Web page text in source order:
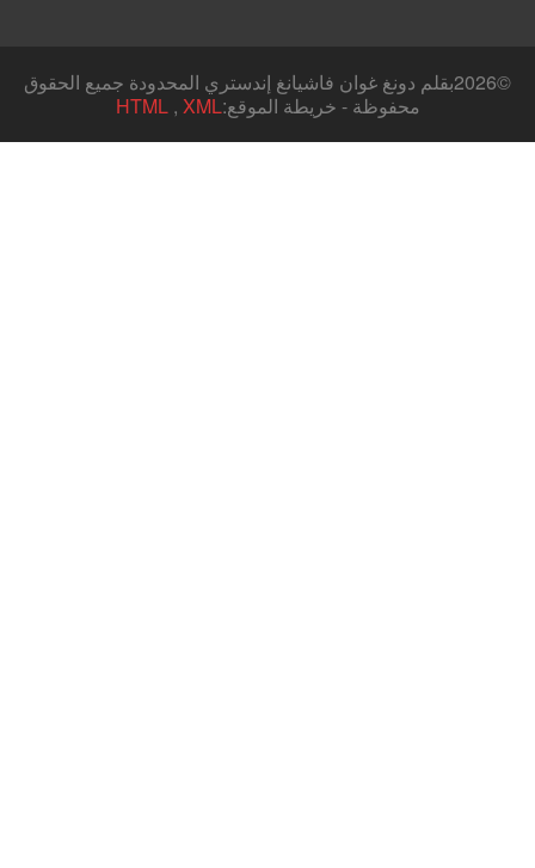
©
2026بقلم دونغ غوان فاشيانغ إندستري المحدودة جميع الحقوق
محفوظة - خريطة الموقع:
HTML, XML